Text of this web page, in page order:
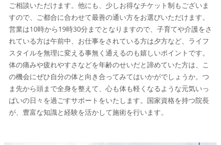
ご相談いただけます。他にも、少しお得なチケット制もございま
すので、ご都合に合わせて最善の通い方をお選びいただけます。
営業は10時から19時30分までとなりますので、子育てや介護をさ
れている方は午前中、お仕事をされている方は夕方など、ライフ
スタイルを無理に変える事無く通えるのも嬉しいポイントです。
体の痛みや疲れやすさなどを年齢のせいだと諦めていた方は、こ
の機会にぜひ自分の体と向き合ってみてはいかがでしょうか。つ
ま先から頭まで全身を整えて、心も体も軽くなるような元気いっ
ぱいの日々を過ごすサポートをいたします。国家資格を持つ院長
が、豊富な知識と経験を活かして施術を行います。